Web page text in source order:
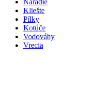
Náradie
Kliešte
Pílky
Kotúče
Vodováhy
Vrecia